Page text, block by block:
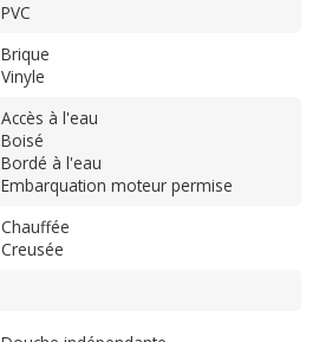
PVC
Brique
Vinyle
Accès à l'eau
Boisé
Bordé à l'eau
Embarquation moteur permise
Chauffée
Creusée